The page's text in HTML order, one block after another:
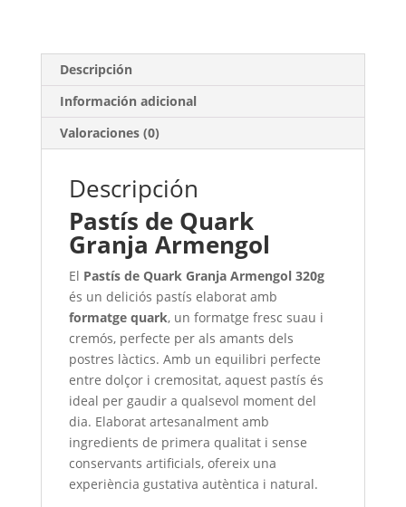
Descripción
Información adicional
Valoraciones (0)
Descripción
Pastís de Quark
Granja Armengol
El Pastís de Quark Granja Armengol 320g
és un deliciós pastís elaborat amb
formatge quark, un formatge fresc suau i
cremós, perfecte per als amants dels
postres làctics. Amb un equilibri perfecte
entre dolçor i cremositat, aquest pastís és
ideal per gaudir a qualsevol moment del
dia. Elaborat artesanalment amb
ingredients de primera qualitat i sense
conservants artificials, ofereix una
experiència gustativa autèntica i natural.